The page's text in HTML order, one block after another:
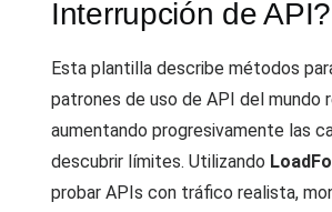
Interrupción de API?
Esta plantilla describe métodos
patrones de uso de API del mundo
aumentando progresivamente las
descubrir límites. Utilizando
probar APIs con tráfico realista,